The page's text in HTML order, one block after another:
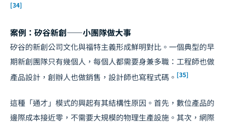
[34]
案例：矽谷新創——小團隊做大事
矽谷的新創公司文化與福特主義形成鮮明對比。一個典型的早
期新創團隊只有幾個人，每個人都需要身兼多職：工程師也做
產品設計，創辦人也做銷售，設計師也寫程式碼。 [35]
這種「通才」模式的興起有其結構性原因。首先，數位產品的
邊際成本接近零，不需要大規模的物理生產設施。其次，網際